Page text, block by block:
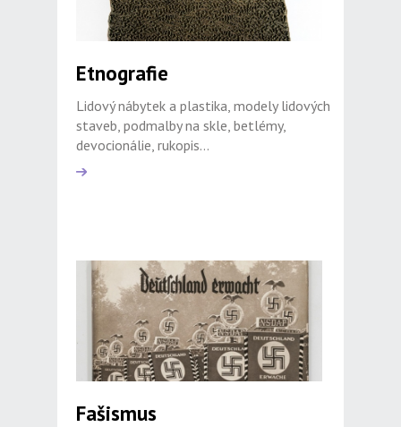
Etnografie
Lidový nábytek a plastika, modely lidových
staveb, podmalby na skle, betlémy,
devocionálie, rukopis...
Fašismus